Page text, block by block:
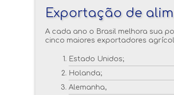
Exportação de
A cada ano o Brasil melhora sua
cinco maiores exportadores
Estado Unidos;
Holanda;
Alemanha,